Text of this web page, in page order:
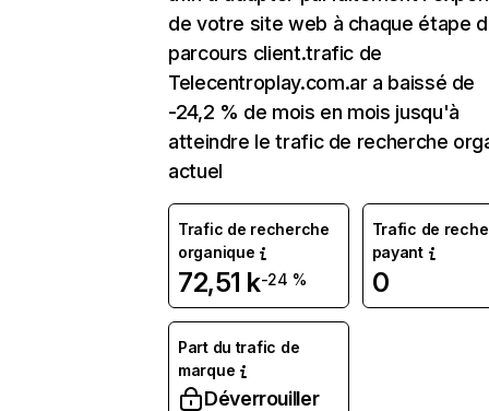
de votre site web à chaque étape
parcours client.trafic de
Telecentroplay.com.ar a baissé de
-24,2 % de mois en mois jusqu'à
atteindre le trafic de recherche
actuel
Trafic de recherche
organique
72,51 k-24 %
Trafic de
payant
0
Part du trafic de
marque
Déverrouiller